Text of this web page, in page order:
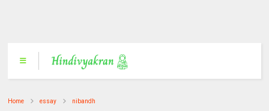
Home essay nibandh